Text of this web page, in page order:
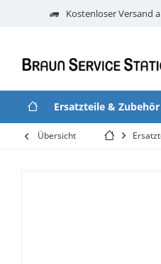
Kostenloser Versand
Ersatzteile & Zubehör
Übersicht